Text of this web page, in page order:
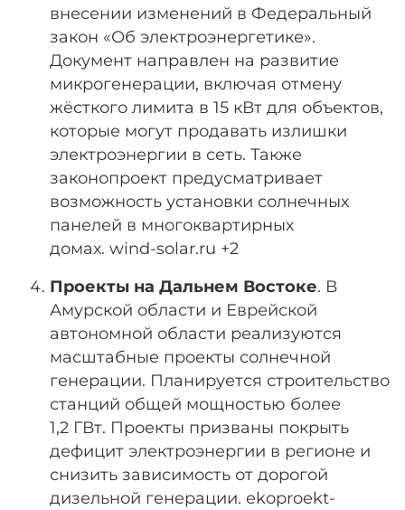
внесении изменений в Федеральный
закон «Об электроэнергетике».
Документ направлен на развитие
микрогенерации, включая отмену
жёсткого лимита в 15 кВт для объектов,
которые могут продавать излишки
электроэнергии в сеть. Также
законопроект предусматривает
возможность установки солнечных
панелей в многоквартирных
домах. wind-solar.ru +2
Проекты на Дальнем Востоке. В
Амурской области и Еврейской
автономной области реализуются
масштабные проекты солнечной
генерации. Планируется строительство
станций общей мощностью более
1,2 ГВт. Проекты призваны покрыть
дефицит электроэнергии в регионе и
снизить зависимость от дорогой
дизельной генерации. ekoproekt-